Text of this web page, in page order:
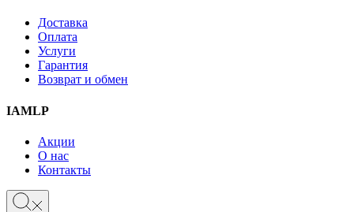
Доставка
Оплата
Услуги
Гарантия
Возврат и обмен
IAMLP
Акции
О нас
Контакты